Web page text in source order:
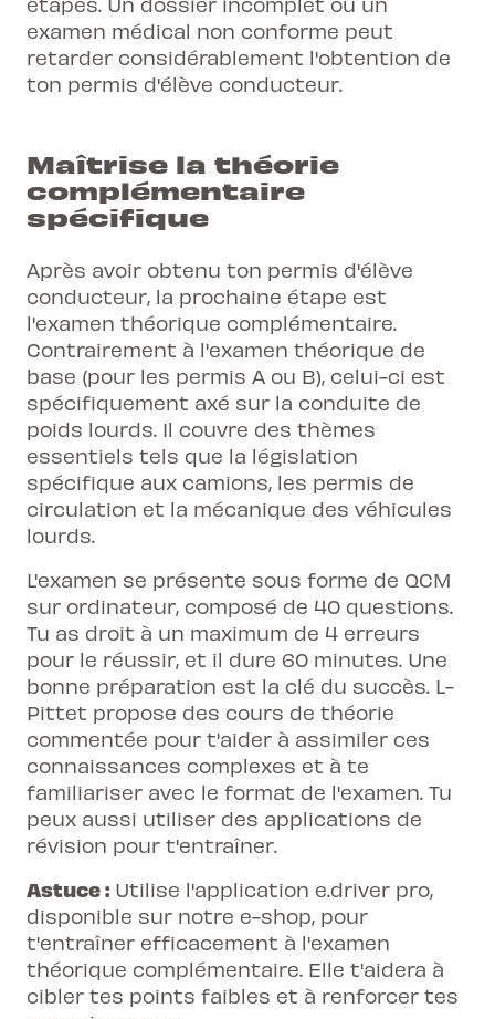
examen médical non conforme peut
retarder considérablement l'obtention de
ton permis d'élève conducteur.
Maîtrise la théorie
complémentaire
spécifique
Après avoir obtenu ton permis d'élève
conducteur, la prochaine étape est
l'examen théorique complémentaire.
Contrairement à l'examen théorique de
base (pour les permis A ou B), celui-ci est
spécifiquement axé sur la conduite de
poids lourds. Il couvre des thèmes
essentiels tels que la législation
spécifique aux camions, les permis de
circulation et la mécanique des véhicules
lourds.
L'examen se présente sous forme de QCM
sur ordinateur, composé de 40 questions.
Tu as droit à un maximum de 4 erreurs
pour le réussir, et il dure 60 minutes. Une
bonne préparation est la clé du succès. L-
Pittet propose des cours de théorie
commentée pour t'aider à assimiler ces
connaissances complexes et à te
familiariser avec le format de l'examen. Tu
peux aussi utiliser des applications de
révision pour t'entraîner.
Astuce : Utilise l'application e.driver pro,
disponible sur notre e-shop, pour
t'entraîner efficacement à l'examen
théorique complémentaire. Elle t'aidera à
cibler tes points faibles et à renforcer tes